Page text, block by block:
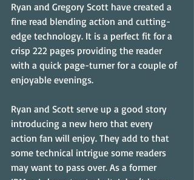
Ryan and Gregory Scott have created a
fine read blending action and cutting-
edge technology. It is a perfect fit for a
crisp 222 pages providing the reader
with a quick page-turner for a couple of
enjoyable evenings.
Ryan and Scott serve up a good story
introducing a new hero that every
action fan will enjoy. They add to that
some technical intrigue some readers
may want to pass over. As a former